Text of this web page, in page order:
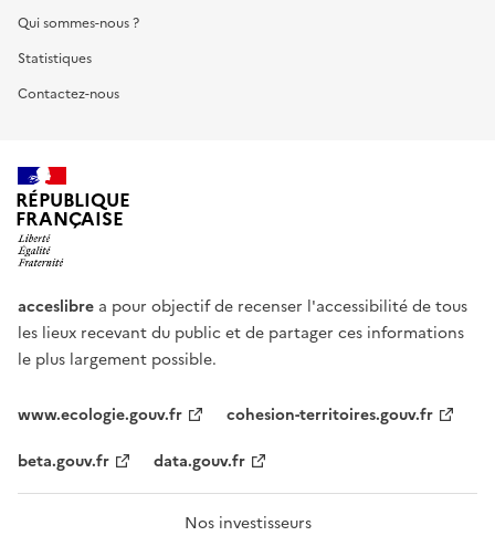
Qui sommes-nous ?
Statistiques
Contactez-nous
RÉPUBLIQUE
FRANÇAISE
acceslibre a pour objectif de recenser l'accessibilité de tous
les lieux recevant du public et de partager ces informations
le plus largement possible.
www.ecologie.gouv.fr
cohesion-territoires.gouv.fr
beta.gouv.fr
data.gouv.fr
Nos investisseurs